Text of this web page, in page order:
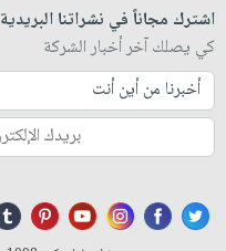
اشترك مجاناً في نشراتنا البريدية
كي يصلك آخر أخبار الشركة